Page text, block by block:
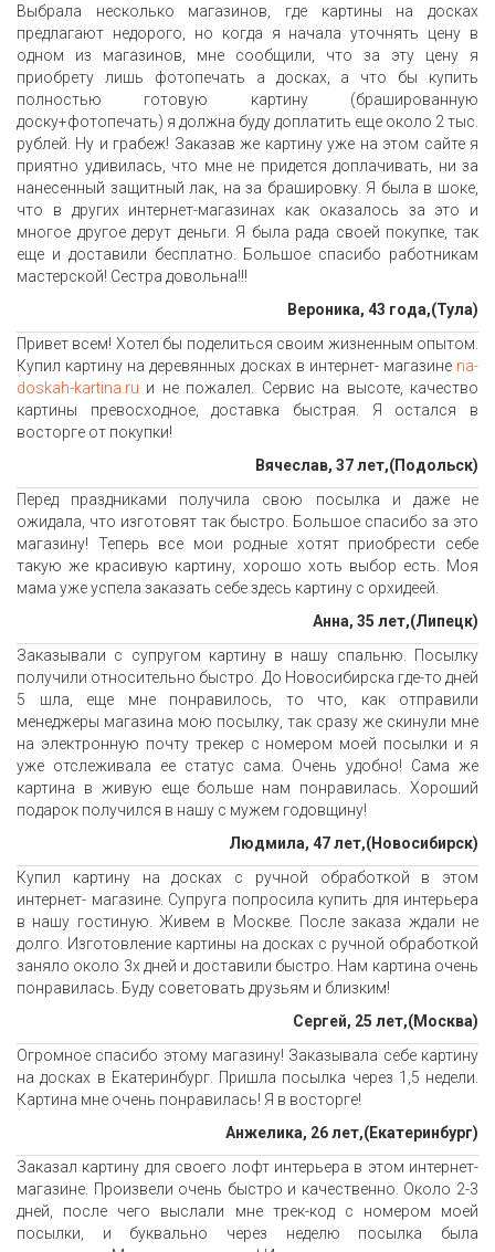
Выбрала несколько магазинов, где картины на досках
предлагают недорого, но когда я начала уточнять цену в
одном из магазинов, мне сообщили, что за эту цену я
приобрету лишь фотопечать а досках, а что бы купить
полностью готовую картину (брашированную
доску+фотопечать) я должна буду доплатить еще около 2 тыс.
рублей. Ну и грабеж! Заказав же картину уже на этом сайте я
приятно удивилась, что мне не придется доплачивать, ни за
нанесенный защитный лак, на за брашировку. Я была в шоке,
что в других интернет-магазинах как оказалось за это и
многое другое дерут деньги. Я была рада своей покупке, так
еще и доставили бесплатно. Большое спасибо работникам
мастерской! Сестра довольна!!!
Вероника, 43 года,(Тула)
Привет всем! Хотел бы поделиться своим жизненным опытом.
Купил картину на деревянных досках в интернет- магазине na-
doskah-kartina.ru и не пожалел. Сервис на высоте, качество
картины превосходное, доставка быстрая. Я остался в
восторге от покупки!
Вячеслав, 37 лет,(Подольск)
Перед праздниками получила свою посылка и даже не
ожидала, что изготовят так быстро. Большое спасибо за это
магазину! Теперь все мои родные хотят приобрести себе
такую же красивую картину, хорошо хоть выбор есть. Моя
мама уже успела заказать себе здесь картину с орхидеей.
Анна, 35 лет,(Липецк)
Заказывали с супругом картину в нашу спальню. Посылку
получили относительно быстро. До Новосибирска где-то дней
5 шла, еще мне понравилось, то что, как отправили
менеджеры магазина мою посылку, так сразу же скинули мне
на электронную почту трекер с номером моей посылки и я
уже отслеживала ее статус сама. Очень удобно! Сама же
картина в живую еще больше нам понравилась. Хороший
подарок получился в нашу с мужем годовщину!
Людмила, 47 лет,(Новосибирск)
Купил картину на досках с ручной обработкой в этом
интернет- магазине. Супруга попросила купить для интерьера
в нашу гостиную. Живем в Москве. После заказа ждали не
долго. Изготовление картины на досках с ручной обработкой
заняло около 3х дней и доставили быстро. Нам картина очень
понравилась. Буду советовать друзьям и близким!
Сергей, 25 лет,(Москва)
Огромное спасибо этому магазину! Заказывала себе картину
на досках в Екатеринбург. Пришла посылка через 1,5 недели.
Картина мне очень понравилась! Я в восторге!
Анжелика, 26 лет,(Екатеринбург)
Заказал картину для своего лофт интерьера в этом интернет-
магазине. Произвели очень быстро и качественно. Около 2-3
дней, после чего выслали мне трек-код с номером моей
посылки, и буквально через неделю посылка была